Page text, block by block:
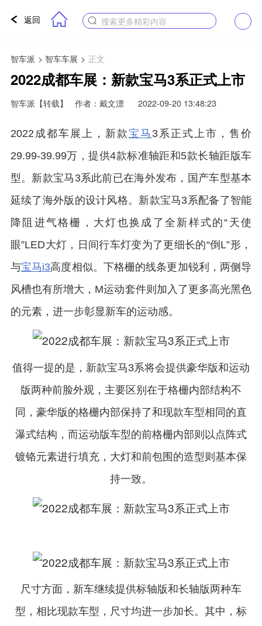
返回 搜索更多精彩内容
智车派 > 智车车展 > 正文
2022成都车展：新款宝马3系正式上市
智车派 【转载】 作者：戴文漂 2022-09-20 13:48:23
2022成都车展上，新款 宝马 3系正式上市，售价
29.99-39.99万，提供4款标准轴距和5款长轴距版车
型。新款宝马3系此前已在海外发布，国产车型基本
延续了海外版的设计风格。新款宝马3系配备了智能
降阻进气格栅，大灯也换成了全新样式的“天使
眼”LED大灯，日间行车灯变为了更细长的“倒L”形，
与宝马i3高度相似。下格栅的线条更加锐利，两侧导
风槽也有所增大，M运动套件则加入了更多高光黑色
的元素，进一步彰显新车的运动感。
值得一提的是，新款宝马3系将会提供豪华版和运动
版两种前脸外观，主要区别在于格栅内部结构不
同，豪华版的格栅内部保持了和现款车型相同的直
瀑式结构，而运动版车型的前格栅内部则以点阵式
镀铬元素进行填充，大灯和前包围的造型则基本保
持一致。
尺寸方面，新车继续提供标轴版和长轴版两种车
型，相比现款车型，尺寸均进一步加长。其中，标